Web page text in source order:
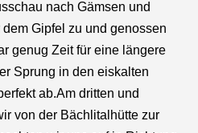
nach Gämsen und
Gipfel zu und genossen
genug Zeit für eine längere
Sprung in den eiskalten
ab.Am dritten und
von der Bächlitalhütte zur